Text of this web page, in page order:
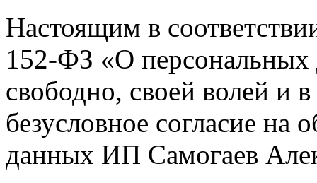
Настоящим в
152-ФЗ «О персональных
свободно, своей волей и
безусловное согласие на
данных ИП Самогаев